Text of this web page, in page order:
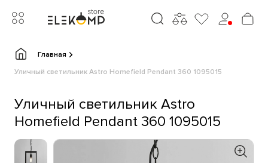
Главная
Уличный светильник Astro Homefield Pendant 360 1095015
Уличный светильник Astro
Homefield Pendant 360 1095015